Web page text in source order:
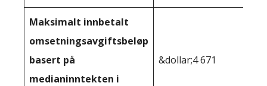
Maksimalt innbetalt
omsetningsavgiftsbeløp
basert på
medianinntekten i
&dollar;4 671